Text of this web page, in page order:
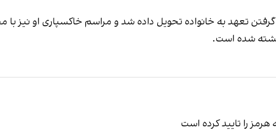
تعهد به خانواده تحویل داده شد و مراسم خاکسپاری او نیز با
کشته شده است.